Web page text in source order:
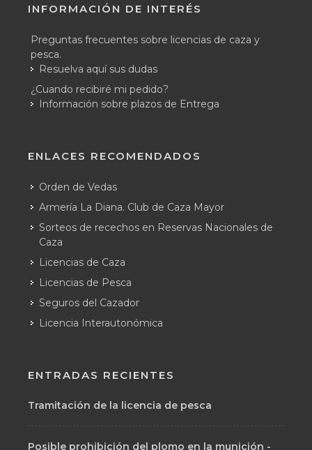
INFORMACIÓN DE INTERÉS
Preguntas frecuentes sobre licencias de caza y
pesca.
Resuelva aquí sus dudas
¿Cuando recibiré mi pedido?
Información sobre plazos de Entrega
ENLACES RECOMENDADOS
Orden de Vedas
Armería La Diana. Club de Caza Mayor
Sorteos de recechos en Reservas Nacionales de
Caza
Licencias de Caza
Licencias de Pesca
Seguros del Cazador
Licencia Interautonómica
ENTRADAS RECIENTES
Tramitación de la licencia de pesca
Posible prohibición del plomo en la munición -